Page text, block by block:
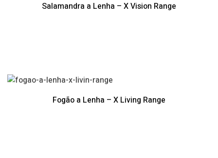
Salamandra a Lenha – X Vision Range
Fogão a Lenha – X Living Range